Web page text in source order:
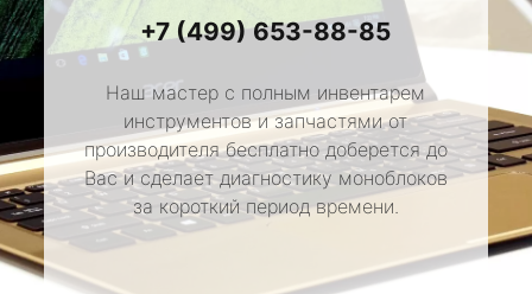
+7 (499) 653-88-85
Наш мастер с полным инвентарем
инструментов и запчастями от
производителя бесплатно доберется до
Вас и сделает диагностику моноблоков
за короткий период времени.